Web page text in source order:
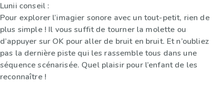
Lunii conseil :
Pour explorer l’imagier sonore avec un tout-petit, rien de
plus simple ! Il vous suffit de tourner la molette ou
d’appuyer sur OK pour aller de bruit en bruit. Et n’oubliez
pas la dernière piste qui les rassemble tous dans une
séquence scénarisée. Quel plaisir pour l’enfant de les
reconnaître !